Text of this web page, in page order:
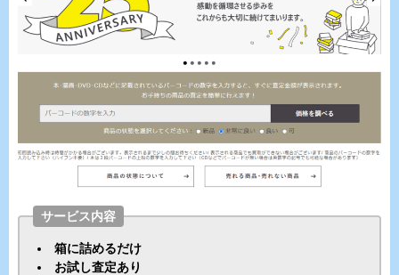
サービス内容
箱に詰めるだけ
お試し査定あり